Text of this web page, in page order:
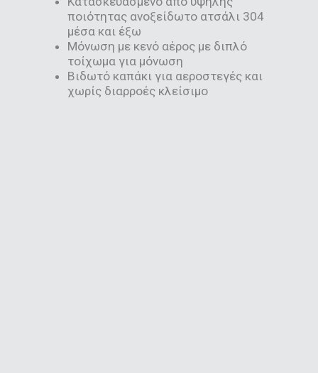
ποιότητας ανοξείδωτο ατσάλι 304
μέσα και έξω
Μόνωση με κενό αέρος με διπλό
τοίχωμα για μόνωση
Βιδωτό καπάκι για αεροστεγές και
χωρίς διαρροές κλείσιμο